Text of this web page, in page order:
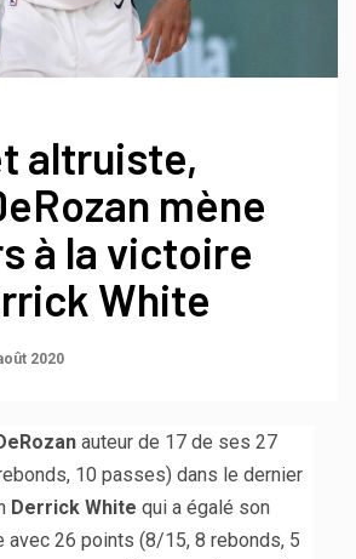
altruiste,
mène
à la victoire
White
2020
auteur de 17 de ses 27
10 passes) dans le dernier
Derrick White qui a égalé son
avec 26 points (8/15, 8 rebonds, 5